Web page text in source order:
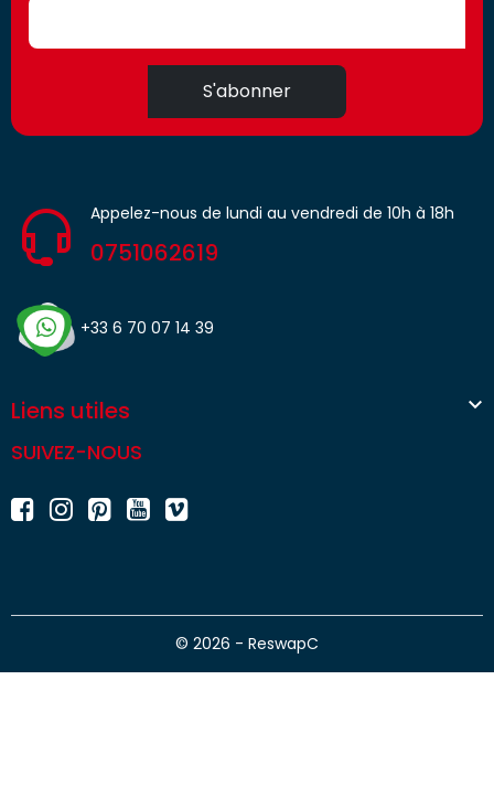
S'abonner
Appelez-nous de lundi au vendredi de 10h à 18h
0751062619
+33 6 70 07 14 39
Liens utiles 
SUIVEZ-NOUS
© 2026 - ReswapC